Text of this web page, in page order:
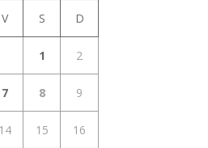
V S D
1 2
7 8 9
14 15 16